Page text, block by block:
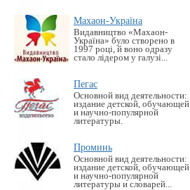
Махаон-Україна
Видавництво «Махаон-
Україна» було створено в
1997 році, й воно одразу
стало лідером у галузі...
Пегас
Основной вид деятельности:
издание детской, обучающей
и научно-популярной
литературы.
Проминь
Основной вид деятельности:
издание детской, обучающей
и научно-популярной
литературы и словарей...